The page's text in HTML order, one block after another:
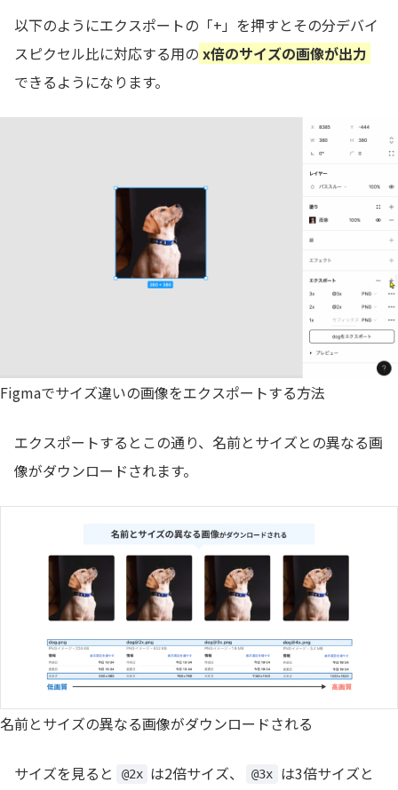
以下のようにエクスポートの「+」を押すとその分デバイ
スピクセル比に対応する用の x倍のサイズの画像が出力
できるようになります。
Figmaでサイズ違いの画像をエクスポートする方法
エクスポートするとこの通り、名前とサイズとの異なる画
像がダウンロードされます。
名前とサイズの異なる画像がダウンロードされる
サイズを見ると @2x は2倍サイズ、 @3x
は3倍サイズと